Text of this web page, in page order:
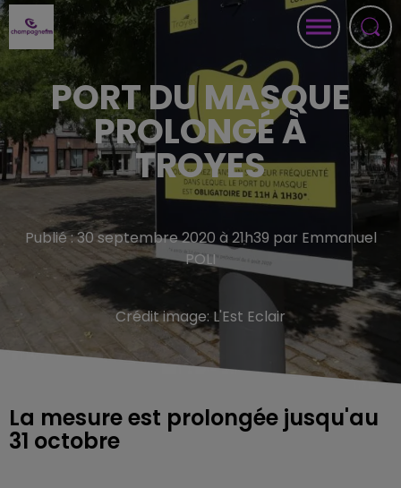
PORT DU MASQUE
PROLONGÉ À
TROYES
Publié : 30 septembre 2020 à 21h39 par Emmanuel
POLI
Crédit image: L'Est Eclair
La mesure est prolongée jusqu'au
31 octobre